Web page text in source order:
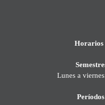
Horarios
Lunes a